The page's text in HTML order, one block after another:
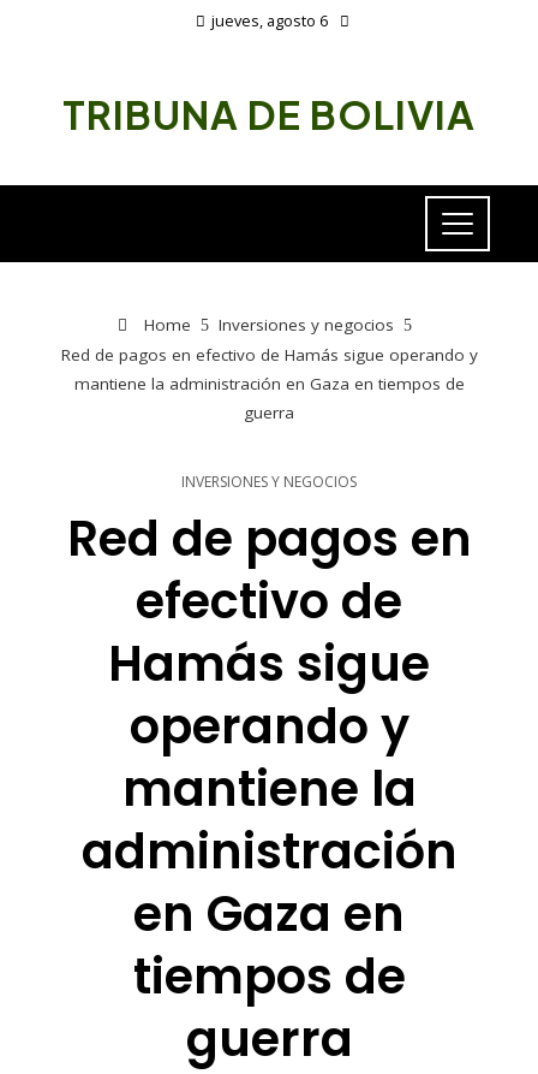
jueves, agosto 6
TRIBUNA DE BOLIVIA
Home
Inversiones y negocios
Red de pagos en efectivo de Hamás sigue operando y
mantiene la administración en Gaza en tiempos de
guerra
INVERSIONES Y NEGOCIOS
Red de pagos en
efectivo de
Hamás sigue
operando y
mantiene la
administración
en Gaza en
tiempos de
guerra